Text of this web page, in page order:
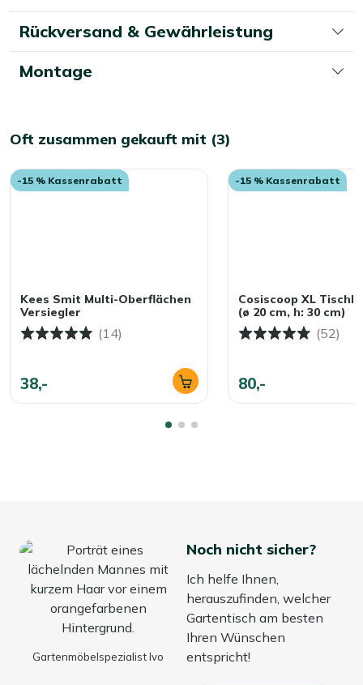
Rückversand & Gewährleistung
Montage
Oft zusammen gekauft mit (3)
-15 % Kassenrabatt
Kees Smit Multi-Oberflächen
Versiegler
(14)
38,-
-15 % Kassenrabatt
Cosiscoop XL
(ø 20 cm, h: 30 cm)
(52)
80,-
Gartenmöbelspezialist Ivo
Noch nicht sicher?
Ich helfe Ihnen,
herauszufinden, welcher
Gartentisch am besten
Ihren Wünschen
entspricht!